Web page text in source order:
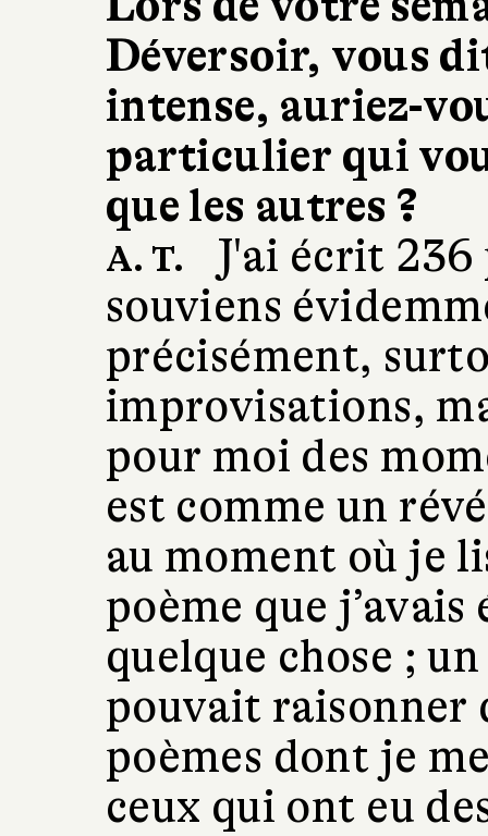
Déversoir, vous
intense, auriez-
particulier qui
que les autres ?
A. T.
J'ai écrit 236
souviens
précisément,
improvisations,
pour moi des
est comme un
au moment où je
poème que
quelque chose ;
pouvait raisonner
poèmes dont je
ceux qui ont eu